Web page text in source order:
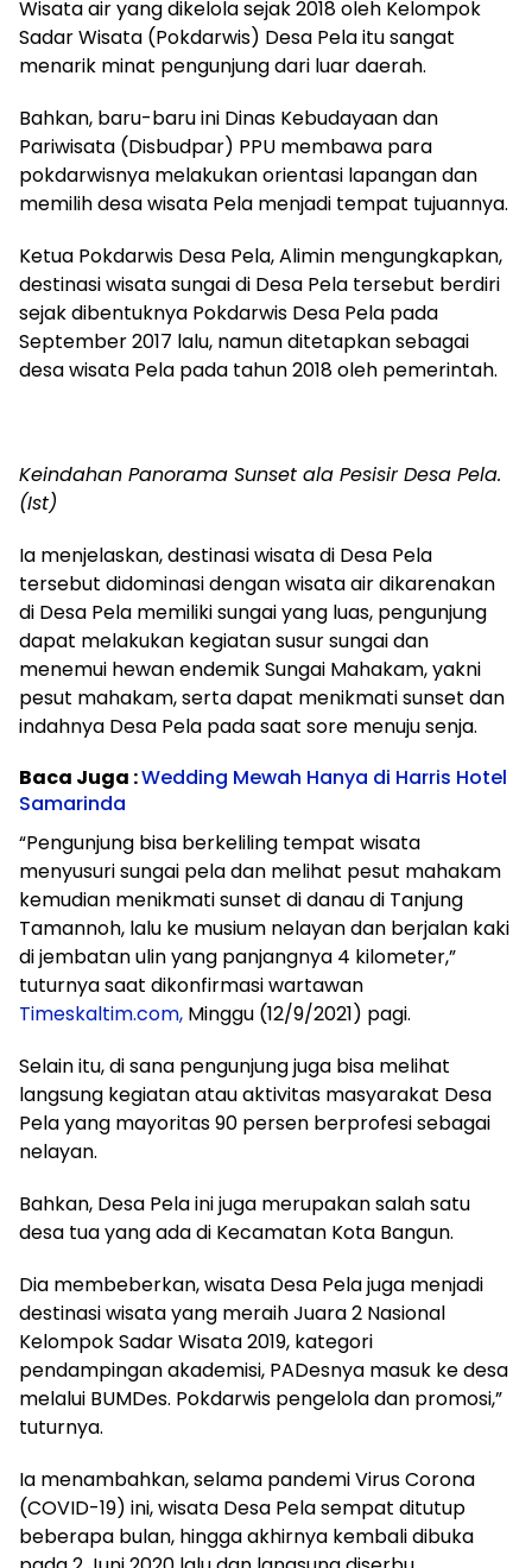
Wisata air yang dikelola sejak 2018 oleh Kelompok
Sadar Wisata (Pokdarwis) Desa Pela itu sangat
menarik minat pengunjung dari luar daerah.
Bahkan, baru-baru ini Dinas Kebudayaan dan
Pariwisata (Disbudpar) PPU membawa para
pokdarwisnya melakukan orientasi lapangan dan
memilih desa wisata Pela menjadi tempat tujuannya.
Ketua Pokdarwis Desa Pela, Alimin mengungkapkan,
destinasi wisata sungai di Desa Pela tersebut berdiri
sejak dibentuknya Pokdarwis Desa Pela pada
September 2017 lalu, namun ditetapkan sebagai
desa wisata Pela pada tahun 2018 oleh pemerintah.
Keindahan Panorama Sunset ala Pesisir Desa Pela.
(Ist)
Ia menjelaskan, destinasi wisata di Desa Pela
tersebut didominasi dengan wisata air dikarenakan
di Desa Pela memiliki sungai yang luas, pengunjung
dapat melakukan kegiatan susur sungai dan
menemui hewan endemik Sungai Mahakam, yakni
pesut mahakam, serta dapat menikmati sunset dan
indahnya Desa Pela pada saat sore menuju senja.
Baca Juga :Wedding Mewah Hanya di Harris Hotel
Samarinda
“Pengunjung bisa berkeliling tempat wisata
menyusuri sungai pela dan melihat pesut mahakam
kemudian menikmati sunset di danau di Tanjung
Tamannoh, lalu ke musium nelayan dan berjalan kaki
di jembatan ulin yang panjangnya 4 kilometer,”
tuturnya saat dikonfirmasi wartawan
Timeskaltim.com, Minggu (12/9/2021) pagi.
Selain itu, di sana pengunjung juga bisa melihat
langsung kegiatan atau aktivitas masyarakat Desa
Pela yang mayoritas 90 persen berprofesi sebagai
nelayan.
Bahkan, Desa Pela ini juga merupakan salah satu
desa tua yang ada di Kecamatan Kota Bangun.
Dia membeberkan, wisata Desa Pela juga menjadi
destinasi wisata yang meraih Juara 2 Nasional
Kelompok Sadar Wisata 2019, kategori
pendampingan akademisi, PADesnya masuk ke desa
melalui BUMDes. Pokdarwis pengelola dan promosi,”
tuturnya.
Ia menambahkan, selama pandemi Virus Corona
(COVID-19) ini, wisata Desa Pela sempat ditutup
beberapa bulan, hingga akhirnya kembali dibuka